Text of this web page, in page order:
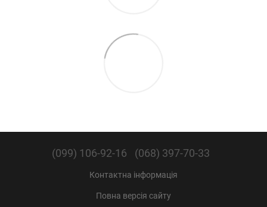
(099) 106-92-16 (068) 397-70-33
Контактна інформація
Повна версія сайту